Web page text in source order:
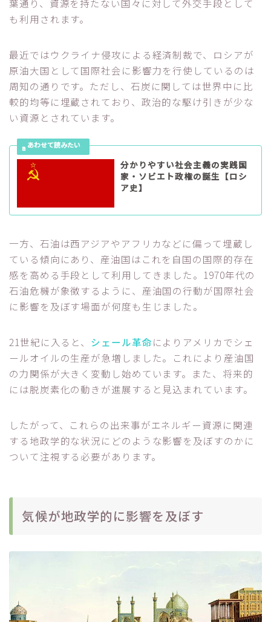
葉通り、資源を持たない国々に対して外交手段として
も利用されます。
最近ではウクライナ侵攻による経済制裁で、ロシアが
原油大国として国際社会に影響力を行使しているのは
周知の通りです。ただし、石炭に関しては世界中に比
較的均等に埋蔵されており、政治的な駆け引きが少な
い資源とされています。
分かりやすい社会主義の実践国
家・ソビエト政権の誕生【ロシ
ア史】
一方、石油は西アジアやアフリカなどに偏って埋蔵し
ている傾向にあり、産油国はこれを自国の国際的存在
感を高める手段として利用してきました。1970年代の
石油危機が象徴するように、産油国の行動が国際社会
に影響を及ぼす場面が何度も生じました。
21世紀に入ると、 シェール革命によりアメリカでシェ
ールオイルの生産が急増しました。これにより産油国
の力関係が大きく変動し始めています。また、将来的
には脱炭素化の動きが進展すると見込まれています。
したがって、これらの出来事がエネルギー資源に関連
する地政学的な状況にどのような影響を及ぼすのかに
ついて注視する必要があります。
気候が地政学的に影響を及ぼす